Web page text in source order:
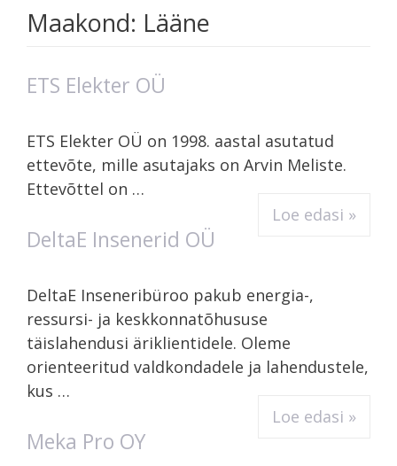
Maakond: Lääne
ETS Elekter OÜ
ETS Elekter OÜ on 1998. aastal asutatud
ettevõte, mille asutajaks on Arvin Meliste.
Ettevõttel on …
Loe edasi »
DeltaE Insenerid OÜ
DeltaE Inseneribüroo pakub energia-,
ressursi- ja keskkonnatõhususe
täislahendusi äriklientidele. Oleme
orienteeritud valdkondadele ja lahendustele,
kus …
Loe edasi »
Meka Pro OY